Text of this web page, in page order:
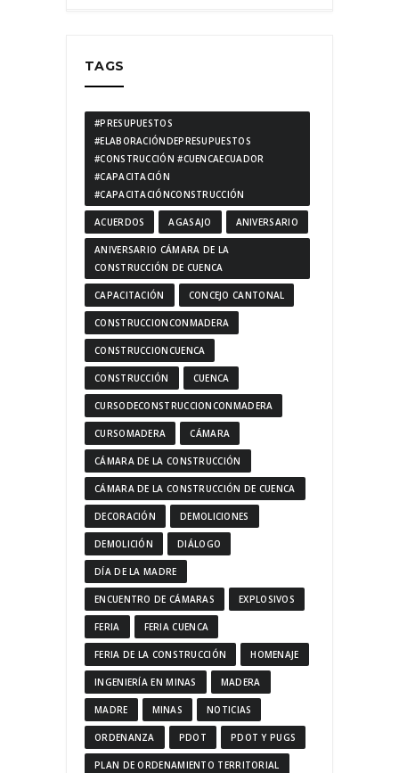
TAGS
#PRESUPUESTOS
#ELABORACIÓNDEPRESUPUESTOS
#CONSTRUCCIÓN #CUENCAECUADOR
#CAPACITACIÓN
#CAPACITACIÓNCONSTRUCCIÓN
ACUERDOS AGASAJO ANIVERSARIO
ANIVERSARIO CÁMARA DE LA
CONSTRUCCIÓN DE CUENCA
CAPACITACIÓN CONCEJO CANTONAL
CONSTRUCCIONCONMADERA
CONSTRUCCIONCUENCA
CONSTRUCCIÓN CUENCA
CURSODECONSTRUCCIONCONMADERA
CURSOMADERA CÁMARA
CÁMARA DE LA CONSTRUCCIÓN
CÁMARA DE LA CONSTRUCCIÓN DE CUENCA
DECORACIÓN DEMOLICIONES
DEMOLICIÓN DIÁLOGO
DÍA DE LA MADRE
ENCUENTRO DE CÁMARAS EXPLOSIVOS
FERIA FERIA CUENCA
FERIA DE LA CONSTRUCCIÓN HOMENAJE
INGENIERÍA EN MINAS MADERA
MADRE MINAS NOTICIAS
ORDENANZA PDOT PDOT Y PUGS
PLAN DE ORDENAMIENTO TERRITORIAL